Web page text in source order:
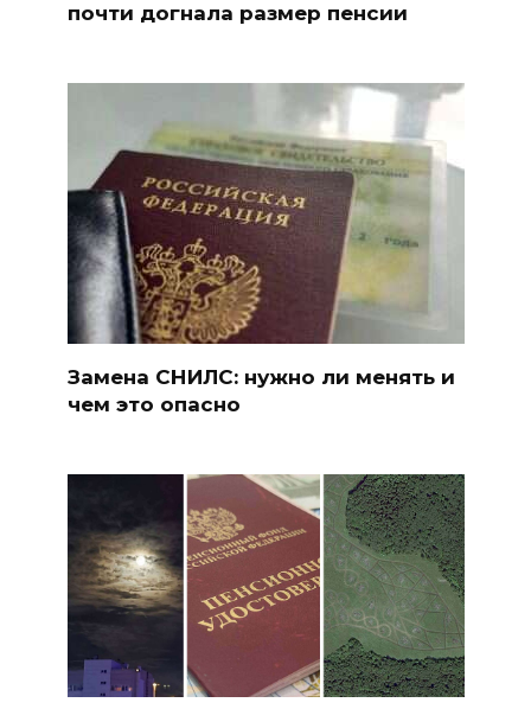
почти догнала размер пенсии
Замена СНИЛС: нужно ли менять и
чем это опасно